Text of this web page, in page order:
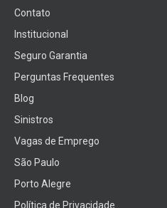
Contato
Institucional
Seguro Garantia
Perguntas Frequentes
Blog
Sinistros
Vagas de Emprego
São Paulo
Porto Alegre
Política de Privacidade